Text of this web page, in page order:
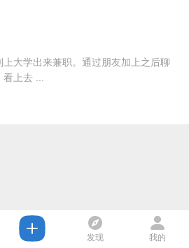
大学出来兼职。通过朋友加上之后聊
上去 ...
发现 我的